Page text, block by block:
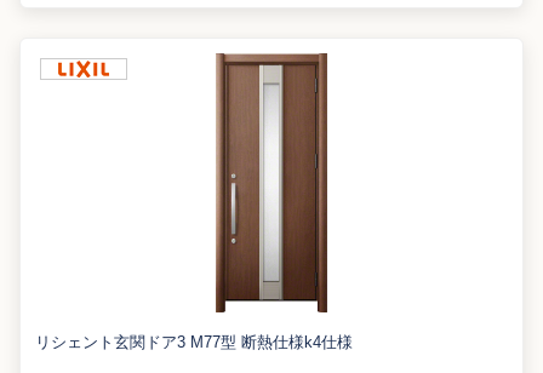
リシェント玄関ドア3 M77型 断熱仕様k4仕様